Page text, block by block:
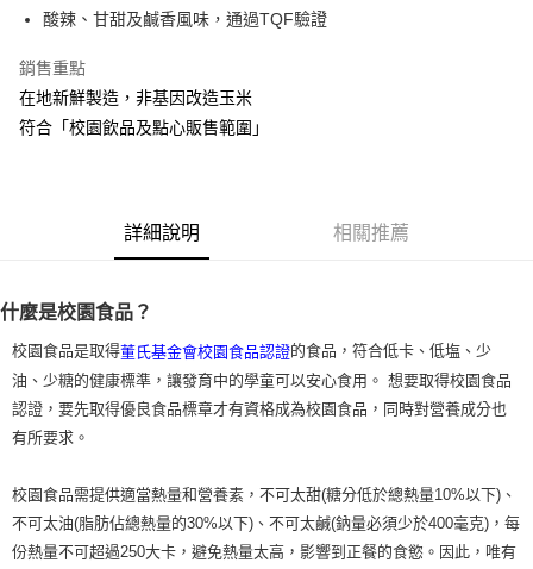
Google Pay
全盈+PAY
AFTEE先享後付
１．簡單：不需註冊會員、不需綁卡、不需儲值。
２．便利：只要手機號碼，簡訊認證，即可結帳。
【「AFTEE先享後付」結帳流程】
１．於結帳方式選擇「AFTEE先享後付」後，將跳轉至「AFTEE先享後付」
結帳頁面，進行簡訊認證並確認金額後，即可完成結帳。
２．訂單成立數日內，您將收到繳費通知簡訊。
３．收到繳費通知簡訊後14天內，點擊此簡訊中的連結，可透過四大超商／
ATM／網路銀行／等多元方式進行付款，方視為交易完成。
※ 請注意：結帳手續完成當下不需立刻繳費，但若您需要取消訂單，請聯絡
後付繳納相關費用。
※ 交易是否成功請以「AFTEE先享後付 」之結帳頁面顯示為準，若有關於
是否繳費成功／繳費後需取消欲退款等相關疑問，請聯繫「AFTEE先享後付
客戶支援中心」https://netprotections.freshdesk.com/support/home
每筆NT$120，滿NT$1,200(含以上)免運費
酸辣、甘甜及鹹香風味，通過TQF驗證
銷售重點
在地新鮮製造，非基因改造玉米
符合「校園飲品及點心販售範圍」
詳細說明 相關推薦
什麼是校園食品？
校園食品是取得董氏基金會校園食品認證的食品，符合低卡、低塩、少
油、少糖的健康標準，讓發育中的學童可以安心食用。 想要取得校園食品
認證，要先取得優良食品標章才有資格成為校園食品，同時對營養成分也
有所要求。
校園食品需提供適當熱量和營養素，不可太甜(糖分低於總熱量10%以下)、
不可太油(脂肪佔總熱量的30%以下)、不可太鹹(鈉量必須少於400毫克)，每
份熱量不可超過250大卡，避免熱量太高，影響到正餐的食慾。因此，唯有